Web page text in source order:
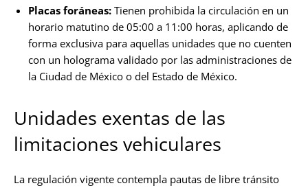
Placas foráneas: Tienen prohibida la circulación en un
horario matutino de 05:00 a 11:00 horas, aplicando de
forma exclusiva para aquellas unidades que no cuenten
con un holograma validado por las administraciones de
la Ciudad de México o del Estado de México.
Unidades exentas de las
limitaciones vehiculares
La regulación vigente contempla pautas de libre tránsito